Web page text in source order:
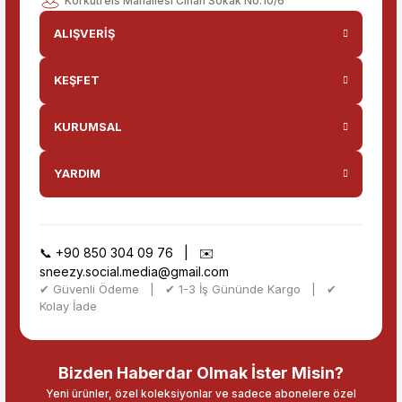
ALIŞVERİŞ
KEŞFET
KURUMSAL
YARDIM
📞 +90 850 304 09 76 | ✉️
sneezy.social.media@gmail.com
✔ Güvenli Ödeme | ✔ 1-3 İş Gününde Kargo | ✔
Kolay İade
Bizden Haberdar Olmak İster Misin?
Yeni ürünler, özel koleksiyonlar ve sadece abonelere özel